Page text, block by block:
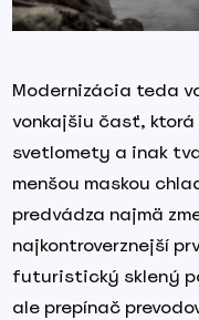
Modernizácia teda
vonkajšiu časť, ktorá
svetlomety a inak
menšou maskou
predvádza najmä
najkontroverznejší
futuristický sklený
ale prepínač